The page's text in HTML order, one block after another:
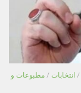
/ انتخابات / مطبوعات و